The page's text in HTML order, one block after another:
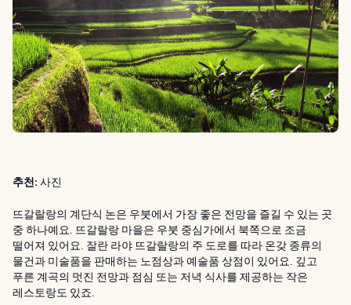
추천: 사진
뜨갈랄랑의 계단식 논은 우붓에서 가장 좋은 전망을 즐길 수 있는 곳
중 하나예요. 뜨갈랄랑 마을은 우붓 중심가에서 북쪽으로 조금
떨어져 있어요. 잘란 라야 뜨갈랄랑의 주 도로를 따라 온갖 종류의
물건과 미술품을 판매하는 노점상과 예술품 상점이 있어요. 깊고
푸른 계곡의 멋진 전망과 점심 또는 저녁 식사를 제공하는 작은
레스토랑도 있죠.